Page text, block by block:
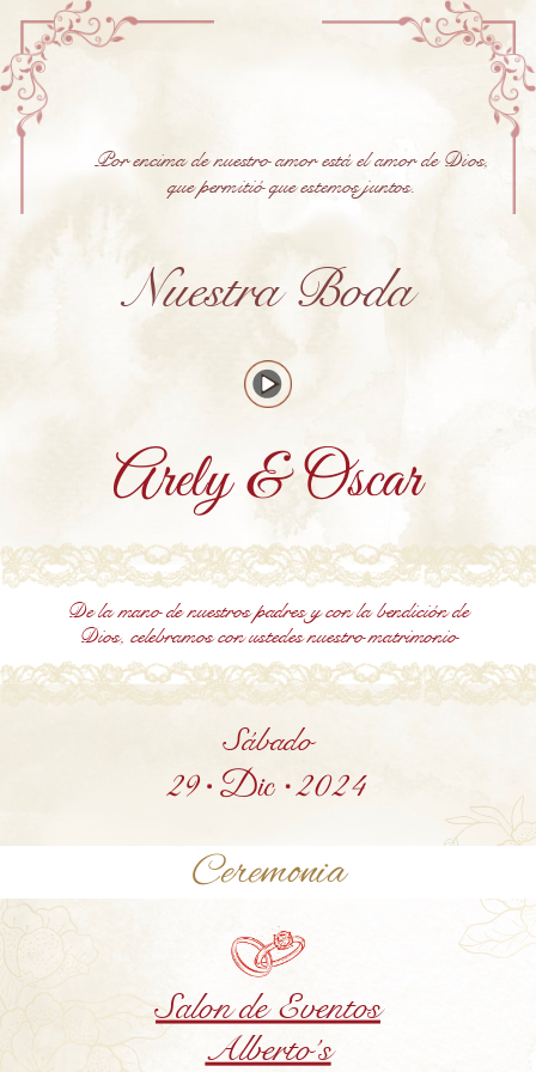
29 2024
Dic
Arely & Oscar
Por encima de nuestro amor está el amor de Dios,
que permitió que estemos juntos.
Nuestra Boda
De la mano de nuestros padres y con la bendición de
Dios, celebramos con ustedes nuestro matrimonio
Sábado
Ceremonia
Salon de Eventos
Alberto´s